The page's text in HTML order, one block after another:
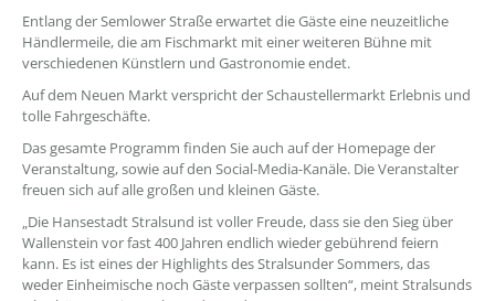
Entlang der Semlower Straße erwartet die Gäste eine neuzeitliche
Händlermeile, die am Fischmarkt mit einer weiteren Bühne mit
verschiedenen Künstlern und Gastronomie endet.
Auf dem Neuen Markt verspricht der Schaustellermarkt Erlebnis und
tolle Fahrgeschäfte.
Das gesamte Programm finden Sie auch auf der Homepage der
Veranstaltung, sowie auf den Social-Media-Kanäle. Die Veranstalter
freuen sich auf alle großen und kleinen Gäste.
„Die Hansestadt Stralsund ist voller Freude, dass sie den Sieg über
Wallenstein vor fast 400 Jahren endlich wieder gebührend feiern
kann. Es ist eines der Highlights des Stralsunder Sommers, das
weder Einheimische noch Gäste verpassen sollten“, meint Stralsunds